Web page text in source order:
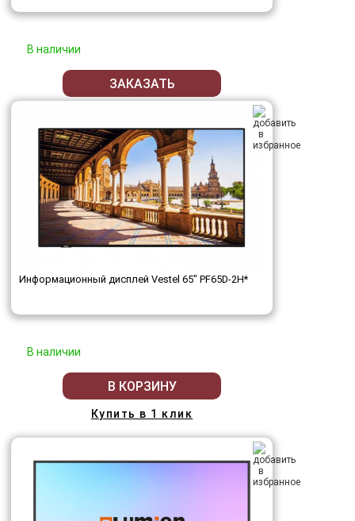
В наличии
ЗАКАЗАТЬ
Информационный дисплей Vestel 65" PF65D-2H*
В наличии
В КОРЗИНУ
Купить в 1 клик